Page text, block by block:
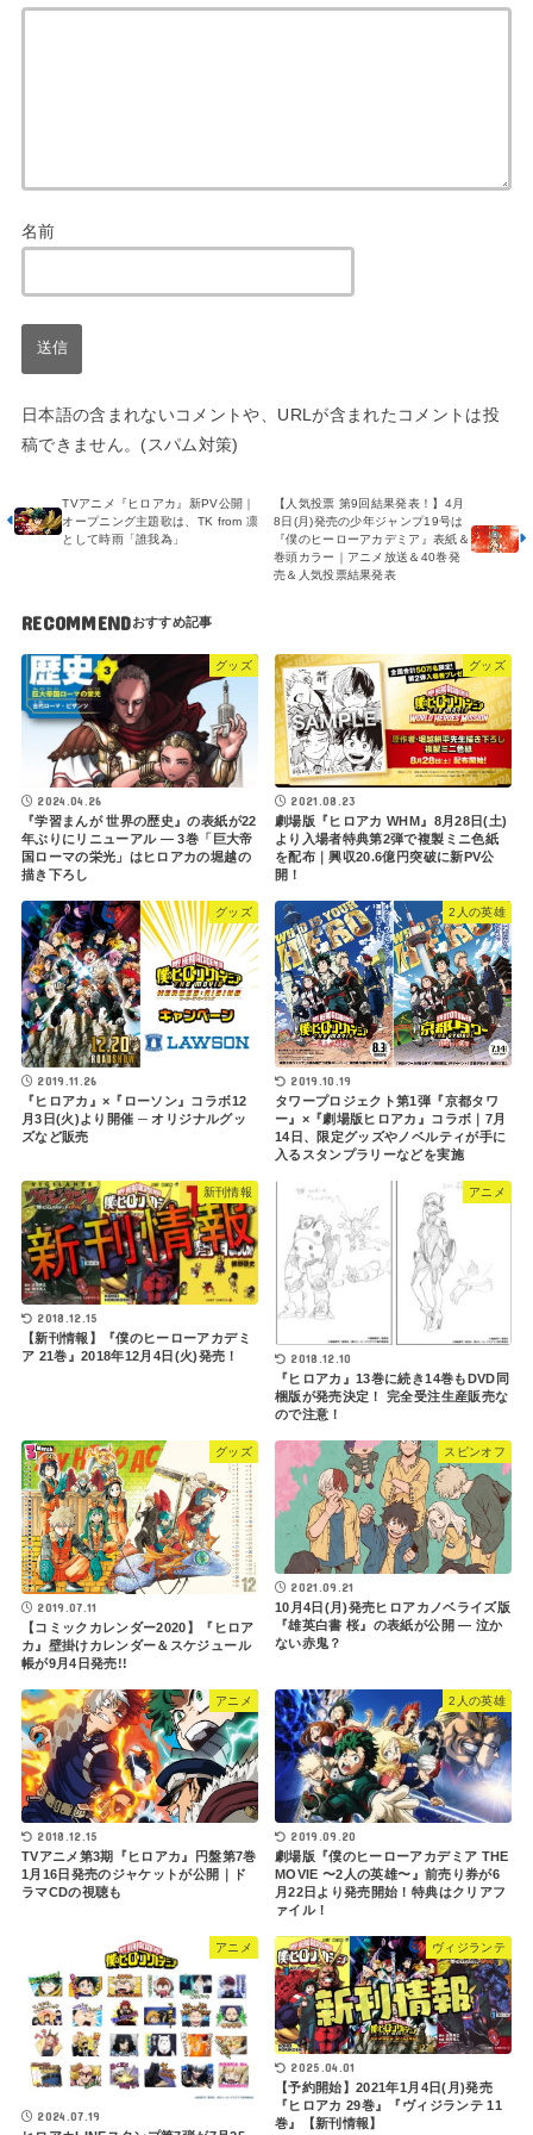
名前
日本語の含まれないコメントや、URLが含まれたコメントは投
稿できません。(スパム対策)
【人気投票 第9回結果発表！】4月
8日(月)発売の少年ジャンプ19号は
『僕のヒーローアカデミア』表紙＆
巻頭カラー｜アニメ放送＆40巻発
売＆人気投票結果発表
TVアニメ『ヒロアカ』新PV公開｜
オープニング主題歌は、TK from 凛
として時雨「誰我為」
RECOMMEND
グッズ
2024.04.26
『学習まんが 世界の歴史』の表紙が22
年ぶりにリニューアル ― 3巻「巨大帝
国ローマの栄光」はヒロアカの堀越の
描き下ろし
グッズ
2021.08.23
劇場版『ヒロアカ WHM』8月28日(土)
より入場者特典第2弾で複製ミニ色紙
を配布｜興収20.6億円突破に新PV公
開！
グッズ
2019.11.26
『ヒロアカ』×『ローソン』コラボ12
月3日(火)より開催 ─ オリジナルグッ
ズなど販売
2人の英雄
2019.10.19
タワープロジェクト第1弾『京都タワ
ー』×『劇場版ヒロアカ』コラボ｜7月
14日、限定グッズやノベルティが手に
入るスタンプラリーなどを実施
新刊情報
2018.12.15
【新刊情報】『僕のヒーローアカデミ
ア 21巻』2018年12月4日(火)発売！
アニメ
2018.12.10
『ヒロアカ』13巻に続き14巻もDVD同
梱版が発売決定！ 完全受注生産販売な
ので注意！
グッズ
2019.07.11
【コミックカレンダー2020】『ヒロア
カ』壁掛けカレンダー＆スケジュール
帳が9月4日発売!!
スピンオフ
2021.09.21
10月4日(月)発売ヒロアカノベライズ版
『雄英白書 桜』の表紙が公開 ― 泣か
ない赤鬼？
アニメ
2018.12.15
TVアニメ第3期『ヒロアカ』円盤第7巻
1月16日発売のジャケットが公開｜ド
ラマCDの視聴も
2人の英雄
2019.09.20
劇場版『僕のヒーローアカデミア THE
MOVIE 〜2人の英雄〜』前売り券が6
月22日より発売開始！特典はクリアフ
ァイル！
アニメ
2024.07.19
ヴィジランテ
2025.04.01
【予約開始】2021年1月4日(月)発売
『ヒロアカ 29巻』『ヴィジランテ 11
巻』【新刊情報】